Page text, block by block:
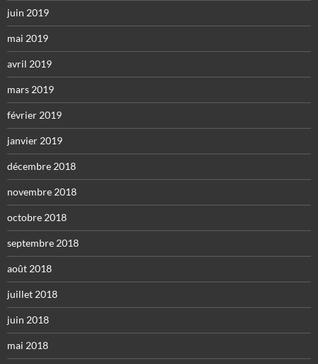
juin 2019
mai 2019
avril 2019
mars 2019
février 2019
janvier 2019
décembre 2018
novembre 2018
octobre 2018
septembre 2018
août 2018
juillet 2018
juin 2018
mai 2018